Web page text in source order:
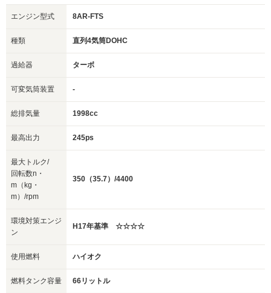
エンジン型式 8AR-FTS
種類 直列4気筒DOHC
過給器 ターボ
可変気筒装置 -
総排気量 1998cc
最高出力 245ps
最大トルク/
回転数n・
m（kg・
m）/rpm
350（35.7）/4400
環境対策エンジ
ン
H17年基準 ☆☆☆☆
使用燃料 ハイオク
燃料タンク容量 66リットル